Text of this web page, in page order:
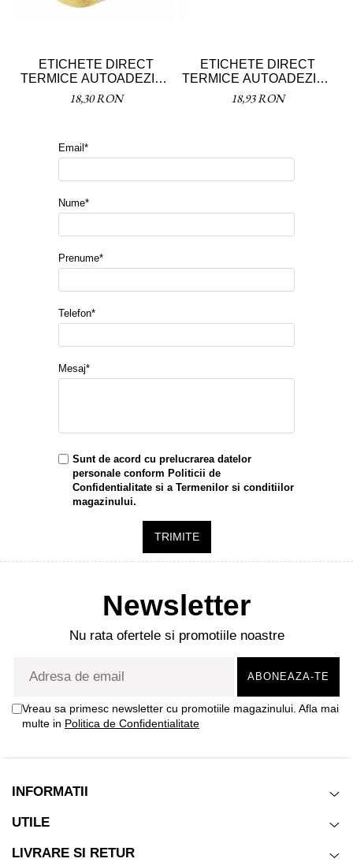
ETICHETE DIRECT
TERMICE AUTOADEZIVE
55X25
18,30 RON
ETICHETE DIRECT
TERMICE AUTOADEZIVE
58X43MM
18,93 RON
Email*
Nume*
Prenume*
Telefon*
Mesaj*
Sunt de acord cu prelucrarea datelor
personale conform Politicii de
Confidentialitate si a Termenilor si conditiilor
magazinului.
TRIMITE
Newsletter
Nu rata ofertele si promotiile noastre
Vreau sa primesc newsletter cu promotiile magazinului. Afla mai
multe in Politica de Confidentialitate
INFORMATII
UTILE
LIVRARE SI RETUR